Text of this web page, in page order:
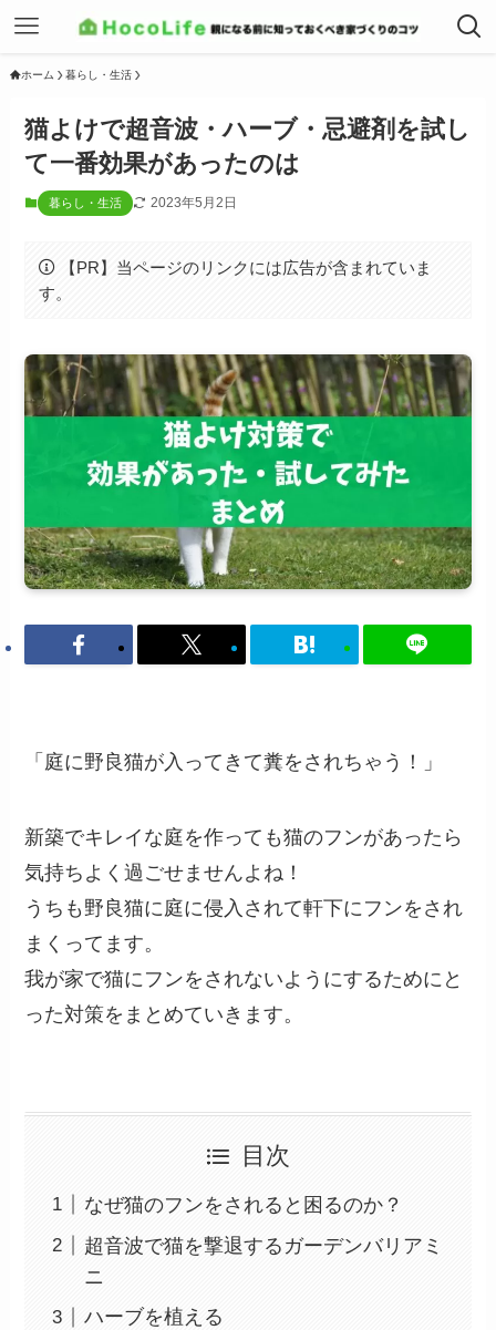
ホーム 暮らし・生活
猫よけで超音波・ハーブ・忌避剤を試し
て一番効果があったのは
暮らし・生活 2023年5月2日
【PR】当ページのリンクには広告が含まれていま
す。
「庭に野良猫が入ってきて糞をされちゃう！」
新築でキレイな庭を作っても猫のフンがあったら
気持ちよく過ごせませんよね！
うちも野良猫に庭に侵入されて軒下にフンをされ
まくってます。
我が家で猫にフンをされないようにするためにと
った対策をまとめていきます。
目次
なぜ猫のフンをされると困るのか？
超音波で猫を撃退するガーデンバリアミ
ニ
ハーブを植える